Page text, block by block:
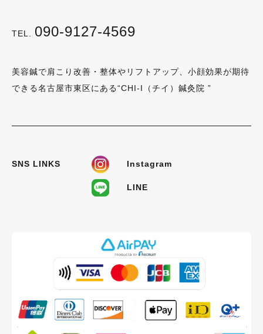
TEL. 090-9127-4569
美容鍼で肩こり改善・整体やリフトアップ、小顔効果が期待
できる名古屋市東区にある“CHI-I（チイ）鍼灸院 ”
SNS LINKS Instagram
LINE